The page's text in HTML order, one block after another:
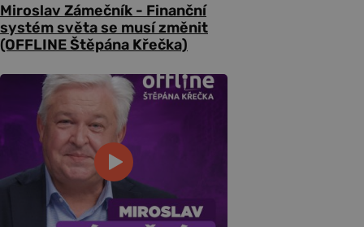
Miroslav Zámečník - Finanční
systém světa se musí změnit
(OFFLINE Štěpána Křečka)